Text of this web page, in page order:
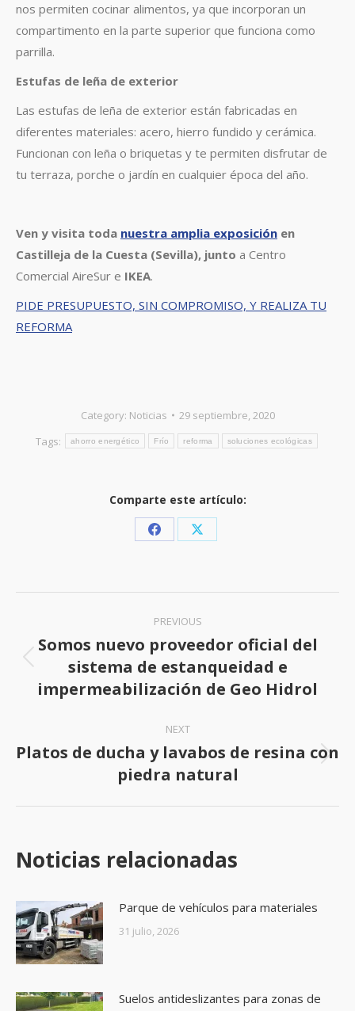
nos permiten cocinar alimentos, ya que incorporan un
compartimento en la parte superior que funciona como
parrilla.
Estufas de leña de exterior
Las estufas de leña de exterior están fabricadas en
diferentes materiales: acero, hierro fundido y cerámica.
Funcionan con leña o briquetas y te permiten disfrutar de
tu terraza, porche o jardín en cualquier época del año.
Ven y visita toda nuestra amplia exposición en
Castilleja de la Cuesta (Sevilla), junto a Centro
Comercial AireSur e IKEA.
PIDE PRESUPUESTO, SIN COMPROMISO, Y REALIZA TU
REFORMA
Category: Noticias
29 septiembre, 2020
Tags:
ahorro energético Frío reforma soluciones ecológicas
Comparte este artículo:
Share
Facebook
Share
X
navigationPREVIOUS
Previous
post:
Somos nuevo proveedor oficial del
sistema de estanqueidad e
impermeabilización de Geo Hidrol
NEXT
Next
post:
Platos de ducha y lavabos de resina con
piedra natural
Noticias relacionadas
Parque de vehículos para materiales
31 julio, 2026
Suelos antideslizantes para zonas de